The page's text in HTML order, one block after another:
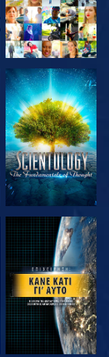
ΕΞΕΡΕΥΝΗΣΤΕ
ΤΗ ΣΕΙΡΑ
ΠΑΡΑΚΟΛΟΥΘΗΣΤΕ